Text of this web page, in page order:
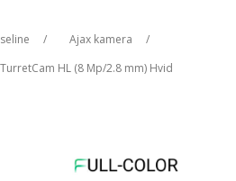
/ Ajax kamera
/
HL (8 Mp/2.8 mm) Hvid